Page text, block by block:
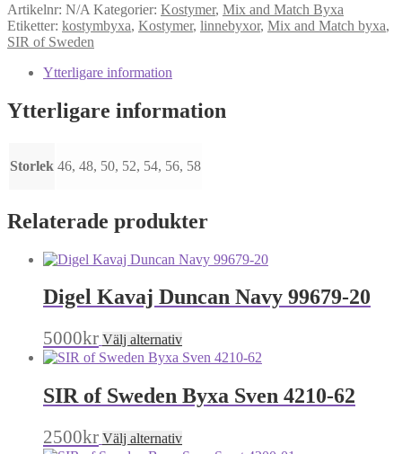
Artikelnr: N/A Kategorier: Kostymer, Mix and Match Byxa
Etiketter: kostymbyxa, Kostymer, linnebyxor, Mix and Match byxa,
SIR of Sweden
Ytterligare information
Ytterligare information
Storlek 46, 48, 50, 52, 54, 56, 58
Relaterade produkter
Digel Kavaj Duncan Navy 99679-20
5000kr Välj alternativDen
här
produkten
flera
olika
SIR of Sweden Byxa Sven 4210-62
2500kr Välj alternativDen
här